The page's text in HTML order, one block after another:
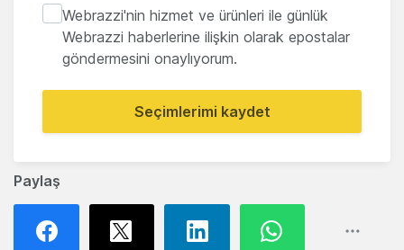
Paylaş
Webrazzi'nin hizmet ve ürünleri ile günlük
Webrazzi haberlerine ilişkin olarak epostalar
göndermesini onaylıyorum.
Seçimlerimi kaydet